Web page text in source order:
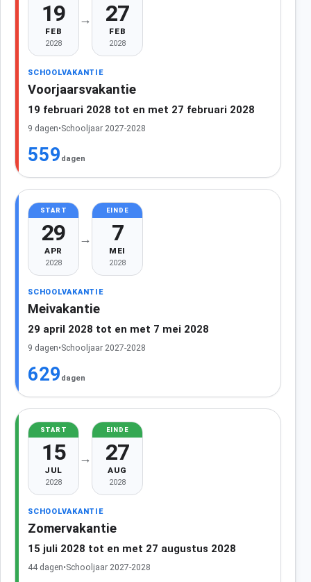
19
FEB
2028
→ 27
FEB
2028
SCHOOLVAKANTIE
Voorjaarsvakantie
19 februari 2028 tot en met 27 februari 2028
9 dagen•Schooljaar 2027-2028
559 dagen
START
29
APR
2028
→
EINDE
7
MEI
2028
SCHOOLVAKANTIE
Meivakantie
29 april 2028 tot en met 7 mei 2028
9 dagen•Schooljaar 2027-2028
629 dagen
START
15
JUL
2028
→
EINDE
27
AUG
2028
SCHOOLVAKANTIE
Zomervakantie
15 juli 2028 tot en met 27 augustus 2028
44 dagen•Schooljaar 2027-2028